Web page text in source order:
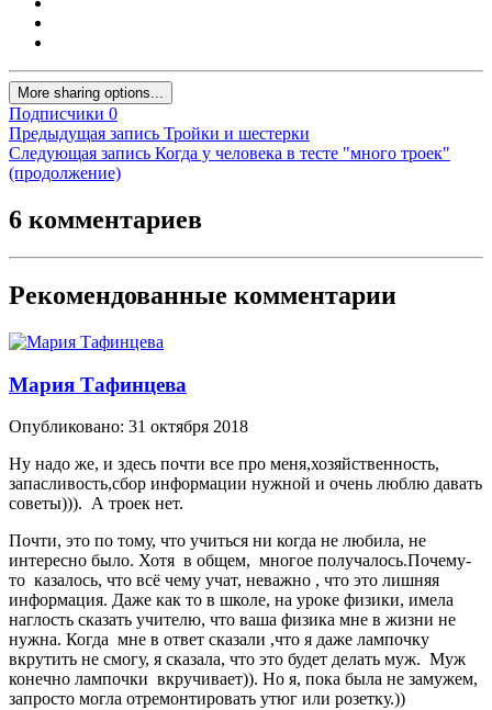
More sharing options...
Подписчики 0
Предыдущая запись Тройки и шестерки
Следующая запись Когда у человека в тесте "много троек"
(продолжение)
6 комментариев
Рекомендованные комментарии
Мария Тафинцева
Опубликовано: 31 октября 2018
Ну надо же, и здесь почти все про меня,хозяйственность,
запасливость,сбор информации нужной и очень люблю давать
советы))). А троек нет.
Почти, это по тому, что учиться ни когда не любила, не
интересно было. Хотя в общем, многое получалось.Почему-
то казалось, что всё чему учат, неважно , что это лишняя
информация. Даже как то в школе, на уроке физики, имела
наглость сказать учителю, что ваша физика мне в жизни не
нужна. Когда мне в ответ сказали ,что я даже лампочку
вкрутить не смогу, я сказала, что это будет делать муж. Муж
конечно лампочки вкручивает)). Но я, пока была не замужем,
запросто могла отремонтировать утюг или розетку.))